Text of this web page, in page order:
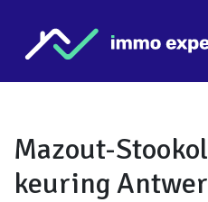
Mazout-
keuring